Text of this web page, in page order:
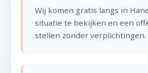
Wij komen gratis langs in
situatie te bekijken en een
stellen zonder verplichtingen.